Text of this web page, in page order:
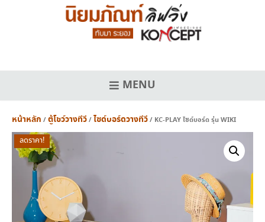
MENU
หน้าหลัก /ตู้โชว์วางทีวี/ไซด์บอร์ดวางทีวี/ KC-PLAY ไซด์บอร์ด รุ่น WIKI
ลดราคา!